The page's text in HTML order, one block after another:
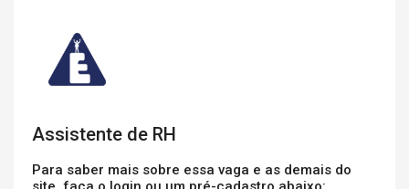
Assistente de RH
Para saber mais sobre essa vaga e as demais do